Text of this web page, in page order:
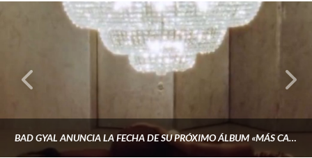
BAD GYAL ANUNCIA LA FECHA DE SU PRÓXIMO ÁLBUM «MÁS CARA»